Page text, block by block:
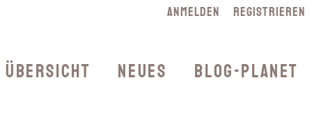
Navigation
Anmelden Registrieren
Übersicht Neues Blog-Planet